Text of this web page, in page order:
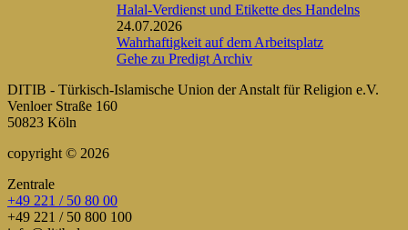
Halal-Verdienst und Etikette des Handelns
24.07.2026
Wahrhaftigkeit auf dem Arbeitsplatz
Gehe zu Predigt Archiv
DITIB - Türkisch-Islamische Union der Anstalt für Religion e.V.
Venloer Straße 160
50823 Köln
copyright © 2026
Zentrale
+49 221 / 50 80 00
+49 221 / 50 800 100